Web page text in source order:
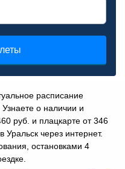
расписание
о наличии и
руб. и плацкарте от 346
через интернет.
остановками 4